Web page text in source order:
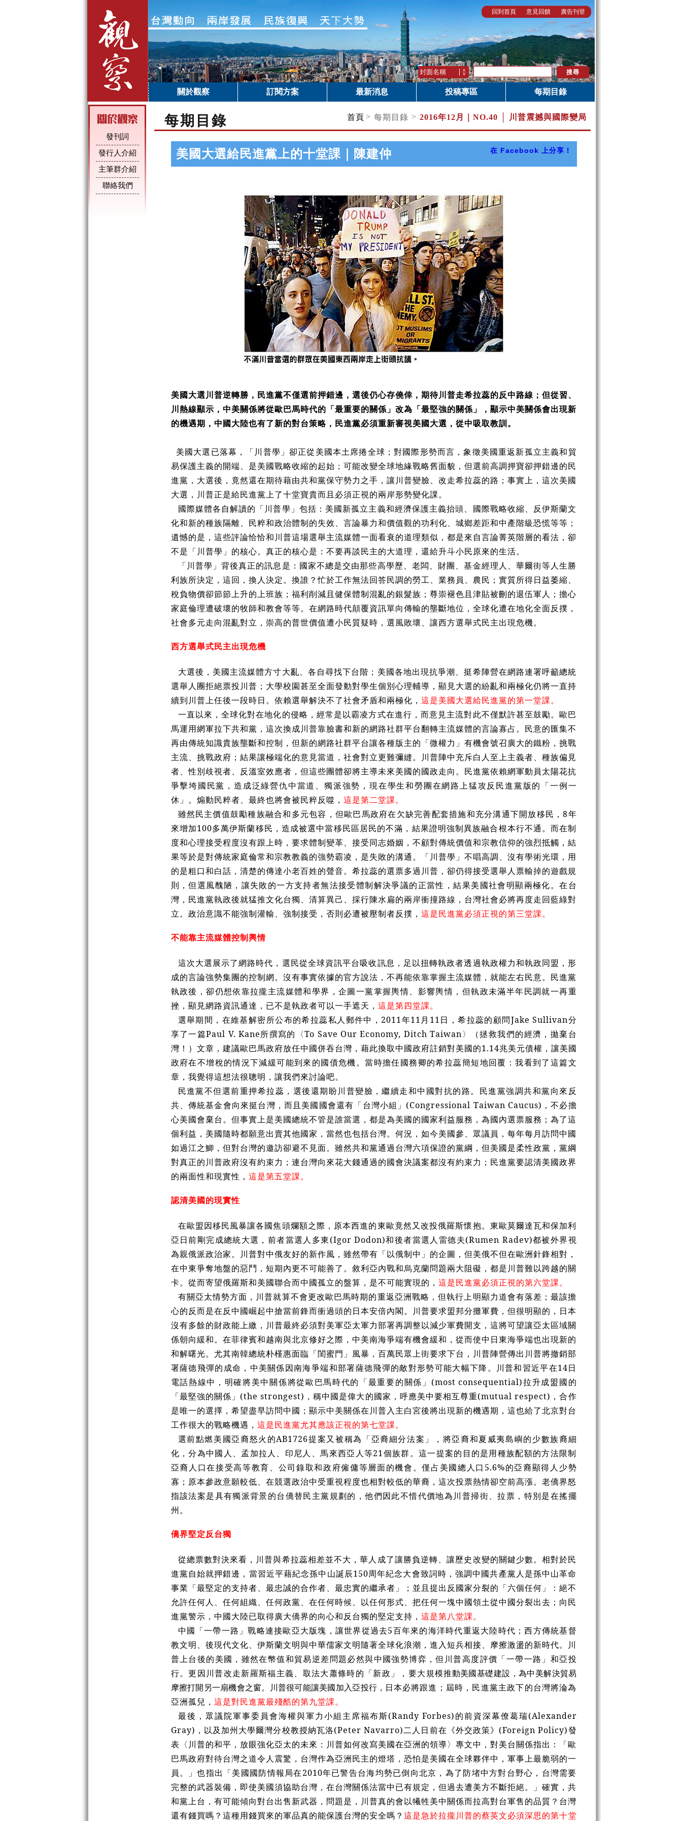
回到首頁 意見回饋 廣告刊登
關於觀察 訂閱方案 最新消息 投稿專區 每期目錄
發刊詞
發行人介紹
主筆群介紹
聯絡我們
每期目錄 首頁 > 每期目錄 > 2016年12月｜ NO.40 │ 川普震撼與國際變局
美國大選給民進黨上的十堂課｜陳建仲 在 Facebook 上分享！
美國大選川普逆轉勝，民進黨不僅選前押錯邊，選後仍心存僥倖，期待川普走希拉蕊的反中路線；但從習、
川熱線顯示，中美關係將從歐巴馬時代的「最重要的關係」改為「最堅強的關係」，顯示中美關係會出現新
的機遇期，中國大陸也有了新的對台策略，民進黨必須重新審視美國大選，從中吸取教訓。
美國大選已落幕，「川普學」卻正從美國本土席捲全球；對國際形勢而言，象徵美國重返新孤立主義和貿
易保護主義的開端、是美國戰略收縮的起始；可能改變全球地緣戰略舊面貌，但選前高調押寶卻押錯邊的民
進黨，大選後，竟然還在期待藉由共和黨保守勢力之手，讓川普變臉、改走希拉蕊的路；事實上，這次美國
大選，川普正是給民進黨上了十堂寶貴而且必須正視的兩岸形勢變化課。
國際媒體各自解讀的「川普學」包括：美國新孤立主義和經濟保護主義抬頭、國際戰略收縮、反伊斯蘭文
化和新的種族隔離、民粹和政治體制的失效、言論暴力和價值觀的功利化、城鄉差距和中產階級恐慌等等；
遺憾的是，這些評論恰恰和川普這場選舉主流媒體一面看衰的道理類似，都是來自言論菁英階層的看法，卻
不是「川普學」的核心。真正的核心是：不要再談民主的大道理，還給升斗小民原來的生活。
「川普學」背後真正的訊息是：國家不總是交由那些高學歷、老闆、財團、基金經理人、華爾街等人生勝
利族所決定，這回，換人決定。換誰？忙於工作無法回答民調的勞工、業務員、農民；實質所得日益萎縮、
稅負物價卻節節上升的上班族；福利削減且健保體制混亂的銀髮族；尊崇褪色且津貼被刪的退伍軍人；擔心
家庭倫理遭破壞的牧師和教會等等。在網路時代顛覆資訊單向傳輸的壟斷地位，全球化遭在地化全面反撲，
社會多元走向混亂對立，崇高的普世價值遭小民質疑時，選風敗壞、讓西方選舉式民主出現危機。
西方選舉式民主出現危機
大選後，美國主流媒體方寸大亂、各自尋找下台階；美國各地出現抗爭潮、挺希陣營在網路連署呼籲總統
選舉人團拒絕票投川普；大學校園甚至全面發動對學生個別心理輔導，顯見大選的紛亂和兩極化仍將一直持
續到川普上任後一段時日。依賴選舉解決不了社會矛盾和兩極化， 這是美國大選給民進黨的第一堂課。
一直以來，全球化對在地化的侵略，經常是以霸凌方式在進行，而意見主流對此不僅默許甚至鼓勵。歐巴
馬運用網軍拉下共和黨，這次換成川普靠臉書和新的網路社群平台翻轉主流媒體的言論寡占。民意的匯集不
再由傳統知識貴族壟斷和控制，但新的網路社群平台讓各種版主的「微權力」有機會號召廣大的鐵粉，挑戰
主流、挑戰政府；結果讓極端化的意見當道，社會對立更難彌縫。川普陣中充斥白人至上主義者、種族偏見
者、性別歧視者、反溫室效應者，但這些團體卻將主導未來美國的國政走向。民進黨依賴網軍動員太陽花抗
爭擊垮國民黨，造成泛綠營仇中當道、獨派強勢，現在學生和勞團在網路上猛攻反民進黨版的「一例一
休」。煽動民粹者、最終也將會被民粹反噬， 這是第二堂課。
雖然民主價值鼓勵種族融合和多元包容，但歐巴馬政府在欠缺完善配套措施和充分溝通下開放移民，8年
來增加100多萬伊斯蘭移民，造成被選中當移民區居民的不滿，結果證明強制異族融合根本行不通。而在制
度和心理接受程度沒有跟上時，要求體制變革、接受同志婚姻，不顧對傳統價值和宗教信仰的強烈抵觸，結
果等於是對傳統家庭倫常和宗教教義的強勢霸凌，是失敗的溝通。「川普學」不唱高調、沒有學術光環，用
的是粗口和白話，清楚的傳達小老百姓的聲音。希拉蕊的選票多過川普，卻仍得接受選舉人票輸掉的遊戲規
則，但選風醜陋，讓失敗的一方支持者無法接受體制解決爭議的正當性，結果美國社會明顯兩極化。在台
灣，民進黨執政後就猛推文化台獨、清算異己、採行陳水扁的兩岸衝撞路線，台灣社會必將再度走回藍綠對
立。政治意識不能強制灌輸、強制接受，否則必遭被壓制者反撲， 這是民進黨必須正視的第三堂課。
不能靠主流媒體控制輿情
這次大選展示了網路時代，選民從全球資訊平台吸收訊息，足以扭轉執政者透過執政權力和執政同盟，形
成的言論強勢集團的控制網。沒有事實依據的官方說法，不再能依靠掌握主流媒體，就能左右民意。民進黨
執政後，卻仍想依靠拉攏主流媒體和學界，企圖一黨掌握輿情、影響輿情，但執政未滿半年民調就一再重
挫，顯見網路資訊通達，已不是執政者可以一手遮天， 這是第四堂課。
選舉期間，在維基解密所公布的希拉蕊私人郵件中，2011年11月11日，希拉蕊的顧問Jake Sullivan分
享了一篇Paul V. Kane所撰寫的〈To Save Our Economy, Ditch Taiwan〉（拯救我們的經濟，拋棄台
灣！）文章，建議歐巴馬政府放任中國併吞台灣，藉此換取中國政府註銷對美國的1.14兆美元債權，讓美國
政府在不增稅的情況下減緩可能到來的國債危機。當時擔任國務卿的希拉蕊簡短地回覆：我看到了這篇文
章，我覺得這想法很聰明，讓我們來討論吧。
民進黨不但選前重押希拉蕊，選後還期盼川普變臉，繼續走和中國對抗的路。民進黨強調共和黨向來反
共、傳統基金會向來挺台灣，而且美國國會還有「台灣小組」(Congressional Taiwan Caucus)，不必擔
心美國會棄台。但事實上是美國總統不管是誰當選，都是為美國的國家利益服務，為國內選票服務；為了這
個利益，美國隨時都願意出賣其他國家，當然也包括台灣。何況，如今美國參、眾議員，每年每月訪問中國
如過江之鯽，但對台灣的邀訪卻避不見面。雖然共和黨通過台灣六項保證的黨綱，但美國是柔性政黨，黨綱
對真正的川普政府沒有約束力；連台灣向來花大錢通過的國會決議案都沒有約束力；民進黨要認清美國政界
的兩面性和現實性， 這是第五堂課。
認清美國的現實性
在歐盟因移民風暴讓各國焦頭爛額之際，原本西進的東歐竟然又改投俄羅斯懷抱。東歐莫爾達瓦和保加利
亞日前剛完成總統大選，前者當選人多東(Igor Dodon)和後者當選人雷德夫(Rumen Radev)都被外界視
為親俄派政治家。川普對中俄友好的新作風，雖然帶有「以俄制中」的企圖，但美俄不但在歐洲針鋒相對，
在中東爭奪地盤的惡鬥，短期內更不可能善了。敘利亞內戰和烏克蘭問題兩大阻礙，都是川普難以跨越的關
卡。從而寄望俄羅斯和美國聯合而中國孤立的盤算，是不可能實現的， 這是民進黨必須正視的第六堂課。
有關亞太情勢方面，川普就算不會更改歐巴馬時期的重返亞洲戰略，但執行上明顯力道會有落差；最該擔
心的反而是在反中國崛起中搶當前鋒而衝過頭的日本安倍內閣。川普要求盟邦分攤軍費，但很明顯的，日本
沒有多餘的財政能上繳，川普最終必須對美軍亞太軍力部署再調整以減少軍費開支，這將可望讓亞太區域關
係朝向緩和。在菲律賓和越南與北京修好之際，中美南海爭端有機會緩和，從而使中日東海爭端也出現新的
和解曙光。尤其南韓總統朴槿惠面臨「閨蜜門」風暴，百萬民眾上街要求下台，川普陣營傳出川普將撤銷部
署薩德飛彈的成命，中美關係因南海爭端和部署薩德飛彈的敵對形勢可能大幅下降。川普和習近平在14日
電話熱線中，明確將美中關係將從歐巴馬時代的「最重要的關係」(most consequential)拉升成盟國的
「最堅強的關係」(the strongest)，稱中國是偉大的國家，呼應美中要相互尊重(mutual respect)，合作
是唯一的選擇，希望盡早訪問中國；顯示中美關係在川普入主白宮後將出現新的機遇期，這也給了北京對台
工作很大的戰略機遇， 這是民進黨尤其應該正視的第七堂課。
選前點燃美國亞裔怒火的AB1726提案又被稱為「亞裔細分法案」，將亞裔和夏威夷島嶼的少數族裔細
化，分為中國人、孟加拉人、印尼人、馬來西亞人等21個族群。這一提案的目的是用種族配額的方法限制
亞裔人口在接受高等教育、公司錄取和政府僱傭等層面的機會。僅占美國總人口5.6%的亞裔顯得人少勢
寡；原本參政意願較低、在競選政治中受重視程度也相對較低的華裔，這次投票熱情卻空前高漲。老僑界怒
指該法案是具有獨派背景的台僑替民主黨規劃的，他們因此不惜代價地為川普掃街、拉票，特別是在搖擺
州。
僑界堅定反台獨
從總票數對決來看，川普與希拉蕊相差並不大，華人成了讓勝負逆轉、讓歷史改變的關鍵少數。相對於民
進黨自始就押錯邊，當習近平藉紀念孫中山誕辰150周年紀念大會致詞時，強調中國共產黨人是孫中山革命
事業「最堅定的支持者、最忠誠的合作者、最忠實的繼承者」；並且提出反國家分裂的「六個任何」：絕不
允許任何人、任何組織、任何政黨、在任何時候、以任何形式、把任何一塊中國領土從中國分裂出去；向民
進黨警示，中國大陸已取得廣大僑界的向心和反台獨的堅定支持， 這是第八堂課。
中國「一帶一路」戰略連接歐亞大版塊，讓世界從過去5百年來的海洋時代重返大陸時代；西方傳統基督
教文明、後現代文化、伊斯蘭文明與中華儒家文明隨著全球化浪潮，進入短兵相接、摩擦激盪的新時代。川
普上台後的美國，雖然在幣值和貿易逆差問題必然與中國強勢博弈，但川普高度評價「一帶一路」和亞投
行。更因川普改走新羅斯福主義、取法大蕭條時的「新政」，要大規模推動美國基礎建設，為中美解決貿易
摩擦打開另一扇機會之窗。川普很可能讓美國加入亞投行，日本必將跟進；屆時，民進黨主政下的台灣將淪為
亞洲孤兒， 這是對民進黨最殘酷的第九堂課。
最後，眾議院軍事委員會海權與軍力小組主席福布斯(Randy Forbes)的前資深幕僚葛瑞(Alexander
Gray)，以及加州大學爾灣分校教授納瓦洛(Peter Navarro)二人日前在《外交政策》(Foreign Policy)發
表〈川普的和平，放眼強化亞太的未來：川普如何改寫美國在亞洲的領導〉專文中，對美台關係指出：「歐
巴馬政府對待台灣之道令人震驚，台灣作為亞洲民主的燈塔，恐怕是美國在全球夥伴中，軍事上最脆弱的一
員。」也指出「美國國防情報局在2010年已警告台海均勢已倒向北京，為了防堵中方對台野心，台灣需要
完整的武器裝備，即使美國須協助台灣，在台灣關係法當中已有規定，但過去遭美方不斷拒絕。」確實，共
和黨上台，有可能傾向對台出售新武器，問題是，川普真的會以犧牲美中關係而拉高對台軍售的品質？台灣
還有錢買嗎？這種用錢買來的軍品真的能保護台灣的安全嗎？這是急於拉攏川普的蔡英文必須深思的第十堂